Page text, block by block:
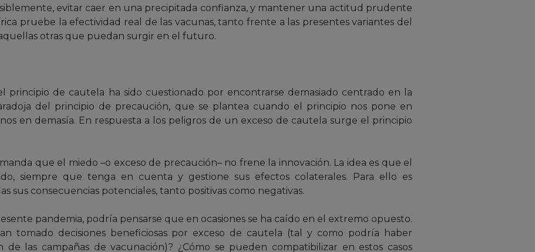
evitar caer en una precipitada confianza, y mantener una actitud prudente
pruebe la efectividad real de las vacunas, tanto frente a las presentes variantes del
otras que puedan surgir en el futuro.
principio de cautela ha sido cuestionado por encontrarse demasiado centrado en la
del principio de precaución, que se plantea cuando el principio nos pone en
en demasía. En respuesta a los peligros de un exceso de cautela surge el principio
que el miedo –o exceso de precaución– no frene la innovación. La idea es que el
siempre que tenga en cuenta y gestione sus efectos colaterales. Para ello es
sus consecuencias potenciales, tanto positivas como negativas.
pandemia, podría pensarse que en ocasiones se ha caído en el extremo opuesto.
tomado decisiones beneficiosas por exceso de cautela (tal y como podría haber
de las campañas de vacunación)? ¿Cómo se pueden compatibilizar en estos casos